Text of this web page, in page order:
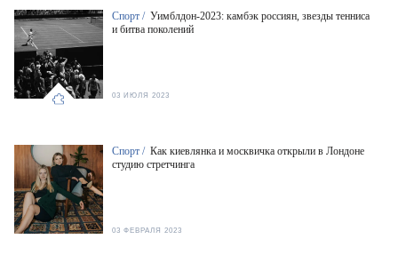
Спорт / Уимблдон-2023: камбэк россиян, звезды тенниса
и битва поколений
03 ИЮЛЯ 2023
Спорт / Как киевлянка и москвичка открыли в Лондоне
студию стретчинга
03 ФЕВРАЛЯ 2023